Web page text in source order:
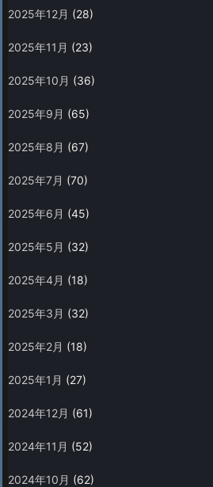
2025年12月 (28)
2025年11月 (23)
2025年10月 (36)
2025年9月 (65)
2025年8月 (67)
2025年7月 (70)
2025年6月 (45)
2025年5月 (32)
2025年4月 (18)
2025年3月 (32)
2025年2月 (18)
2025年1月 (27)
2024年12月 (61)
2024年11月 (52)
2024年10月 (62)